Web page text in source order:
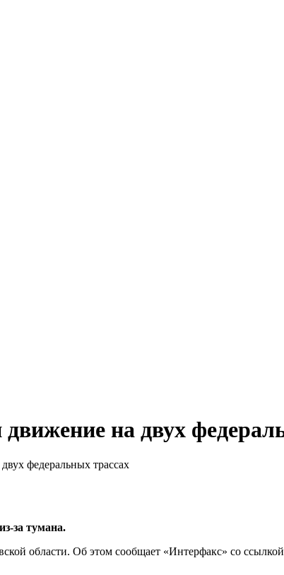
на двух
федеральных трассах
за тумана.
области. Об этом сообщает «Интерфакс» со